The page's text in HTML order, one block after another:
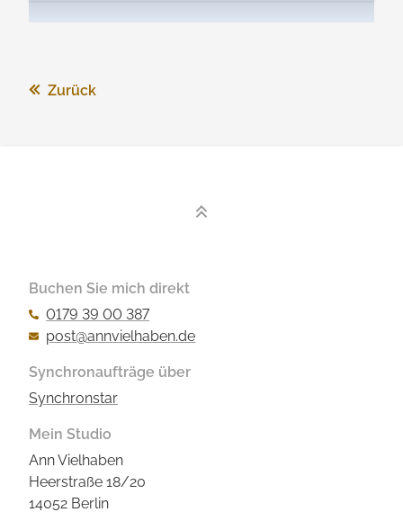
Zurück
Buchen Sie mich direkt
0179 39 00 387
post@annvielhaben.de
Synchronaufträge über
Synchronstar
Mein Studio
Ann Vielhaben
Heerstraße 18/20
14052 Berlin